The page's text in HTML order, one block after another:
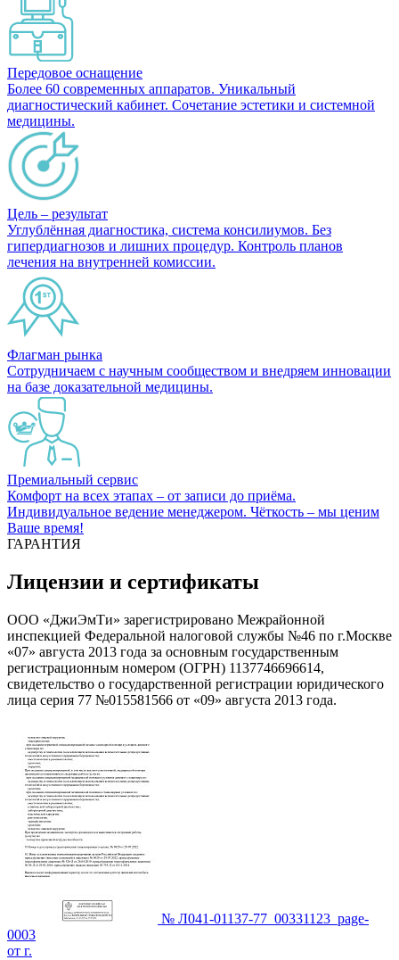
Передовое оснащение
Более 60 современных аппаратов. Уникальный
диагностический кабинет. Сочетание эстетики и системной
медицины.
Цель – результат
Углублённая диагностика, система консилиумов. Без
гипердиагнозов и лишних процедур. Контроль планов
лечения на внутренней комиссии.
Флагман рынка
Сотрудничаем с научным сообществом и внедряем инновации
на базе доказательной медицины.
Премиальный сервис
Комфорт на всех этапах – от записи до приёма.
Индивидуальное ведение менеджером. Чёткость – мы ценим
Ваше время!
ГАРАНТИЯ
Лицензии и сертификаты
ООО «ДжиЭмТи» зарегистрировано Межрайонной
инспекцией Федеральной налоговой службы №46 по г.Москве
«07» августа 2013 года за основным государственным
регистрационным номером (ОГРН) 1137746696614,
свидетельство о государственной регистрации юридического
лица серия 77 №015581566 от «09» августа 2013 года.
№ Л041-01137-77_00331123_page-
0003
от г.